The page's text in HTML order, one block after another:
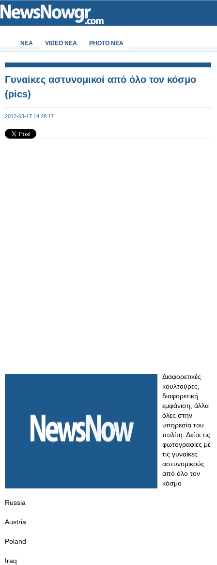
ΝΕΑ VIDEO NEA PHOTO NEA
Γυναίκες αστυνομικοί από όλο τον κόσμο
(pics)
2012-03-17 14:28:17
Διαφορετικές
κουλτούρες,
διαφορετική
εμφάνιση, άλλα
όλες στην
υπηρεσία του
πολίτη. Δείτε τις
φωτογραφίες με
τις γυναίκες
αστυνομικούς
από όλο τον
κόσμο
Russia
Austria
Poland
Iraq